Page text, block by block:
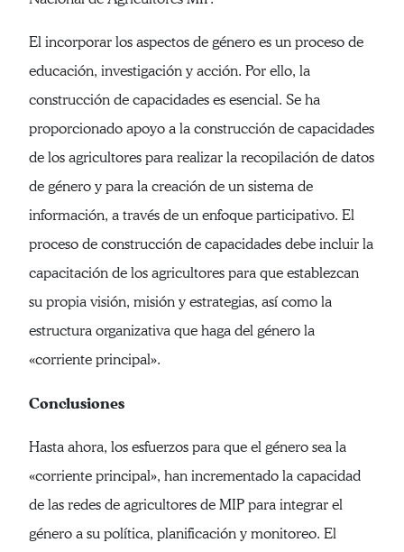
El incorporar los aspectos de género es un proceso de
educación, investigación y acción. Por ello, la
construcción de capacidades es esencial. Se ha
proporcionado apoyo a la construcción de capacidades
de los agricultores para realizar la recopilación de datos
de género y para la creación de un sistema de
información, a través de un enfoque participativo. El
proceso de construcción de capacidades debe incluir la
capacitación de los agricultores para que establezcan
su propia visión, misión y estrategias, así como la
estructura organizativa que haga del género la
«corriente principal».
Conclusiones
Hasta ahora, los esfuerzos para que el género sea la
«corriente principal», han incrementado la capacidad
de las redes de agricultores de MIP para integrar el
género a su política, planificación y monitoreo. El